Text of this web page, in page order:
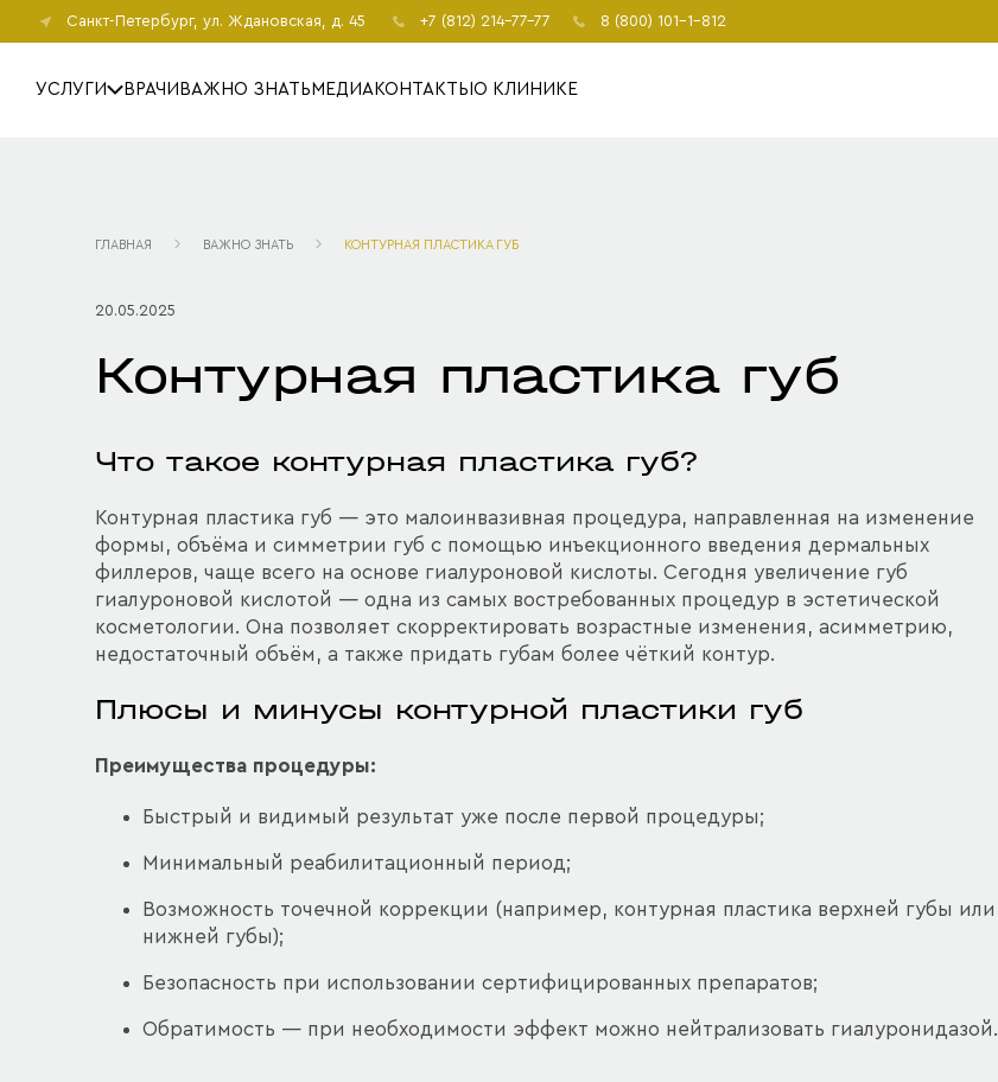
Санкт-Петербург, ул. Ждановская, д. 45 +7 (812) 214-77-77 8 (800) 101-1-812
УСЛУГИ ВРАЧИ ВАЖНО ЗНАТЬ МЕДИА КОНТАКТЫ О КЛИНИКЕ
ГЛАВНАЯ ВАЖНО ЗНАТЬ КОНТУРНАЯ ПЛАСТИКА ГУБ
20.05.2025
Контурная пластика губ
Что такое контурная пластика губ?
Контурная пластика губ — это малоинвазивная процедура, направленная на изменение
формы, объёма и симметрии губ с помощью инъекционного введения дермальных
филлеров, чаще всего на основе гиалуроновой кислоты. Сегодня увеличение губ
гиалуроновой кислотой — одна из самых востребованных процедур в эстетической
косметологии. Она позволяет скорректировать возрастные изменения, асимметрию,
недостаточный объём, а также придать губам более чёткий контур.
Плюсы и минусы контурной пластики губ
Преимущества процедуры:
Быстрый и видимый результат уже после первой процедуры;
Минимальный реабилитационный период;
Возможность точечной коррекции (например, контурная пластика верхней губы или
нижней губы);
Безопасность при использовании сертифицированных препаратов;
Обратимость — при необходимости эффект можно нейтрализовать гиалуронидазой.